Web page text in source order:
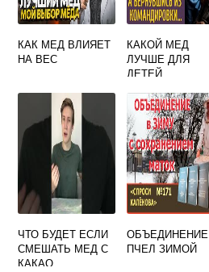
КАК МЕД ВЛИЯЕТ
НА ВЕС
КАКОЙ МЕД
ЛУЧШЕ ДЛЯ
ДЕТЕЙ
ЧТО БУДЕТ ЕСЛИ
СМЕШАТЬ МЕД С
КАКАО
ОБЪЕДИНЕНИЕ
ПЧЕЛ ЗИМОЙ